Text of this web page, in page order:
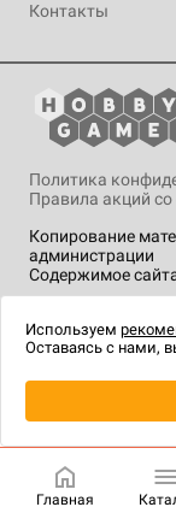
Контакты
Копирование
администрации
Содержимое
Политика
Правила акций со
технологии.
Главная
Используем
Оставаясь с нами,